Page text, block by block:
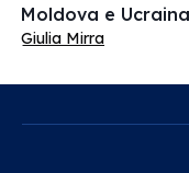
Moldova e
Giulia Mirra